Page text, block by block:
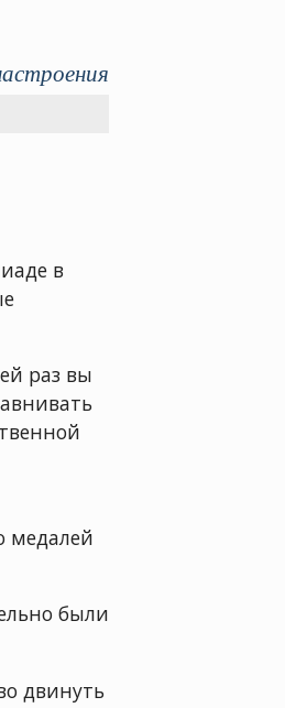
в
раз вы
медалей
были
двинуть